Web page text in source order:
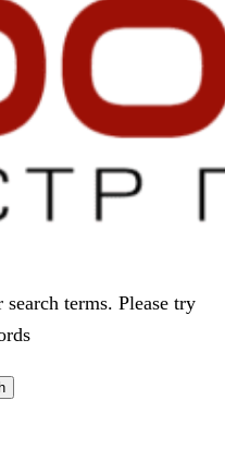
terms. Please try